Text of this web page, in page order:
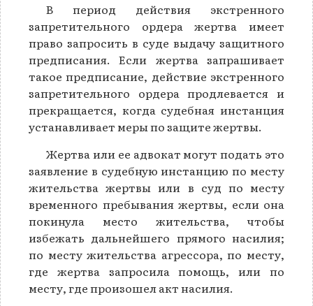
В период действия экстренного
запретительного ордера жертва имеет
право запросить в суде выдачу защитного
предписания. Если жертва запрашивает
такое предписание, действие экстренного
запретительного ордера продлевается и
прекращается, когда судебная инстанция
устанавливает меры по защите жертвы.
Жертва или ее адвокат могут подать это
заявление в судебную инстанцию по месту
жительства жертвы или в суд по месту
временного пребывания жертвы, если она
покинула место жительства, чтобы
избежать дальнейшего прямого насилия;
по месту жительства агрессора, по месту,
где жертва запросила помощь, или по
месту, где произошел акт насилия.